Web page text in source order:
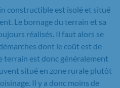
constructible est isolé et situé
Le bornage du terrain et sa
réalisés. Il faut alors se
dont le coût est de
terrain est donc généralement
situé en zone rurale plutôt
Il y a donc moins de